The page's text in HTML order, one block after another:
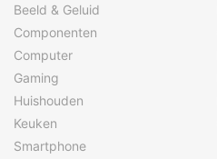
Beeld & Geluid
Componenten
Computer
Gaming
Huishouden
Keuken
Smartphone